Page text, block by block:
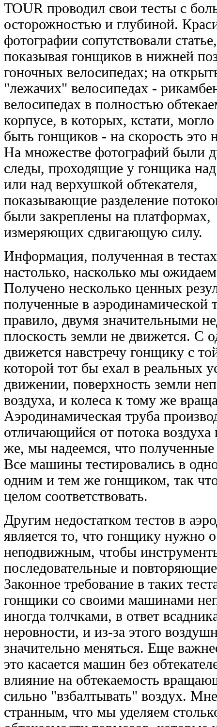
TOUR проводил свои тесты с
осторожностью и глубиной.
фотографии сопутствовали статье,
показывая гонщиков в нижней
гоночных велосипедах; на
"лежачих" велосипедах -
велосипедах в полностью
корпусе, в которых, кстати,
быть гонщиков - на скорость это
На множестве фотографий были
следы, проходящие у гонщика
или над верхушкой обтекателя,
показывающие разделение
были закреплены на платформах,
измеряющих сдвигающую силу.
Информация, полученная в
настолько, насколько мы ожидаем
Получено несколько ценных
полученные в аэродинамической
правило, двумя значительными
плоскость земли не движется. С
движется навстречу гонщику с
которой тот бы ехал в реальных
движении, поверхность земли
воздуха, и колеса к тому же
Аэродинамическая труба
отличающийся от потока воздуха
же, мы надеемся, что
Все машины тестировались в
одним и тем же гонщиком, так
целом соответствовать.
Другим недостатком тестов в
является то, что гонщику нужно
неподвижным, чтобы
последовательные и
Законное требование в таких
гонщики со своими машинами
иногда толчками, в ответ
неровности, и из-за этого
значительно меняться. Еще
это касается машин без
влияние на обтекаемость
сильно "взбалтывать" воздух. Мне
странным, что мы уделяем